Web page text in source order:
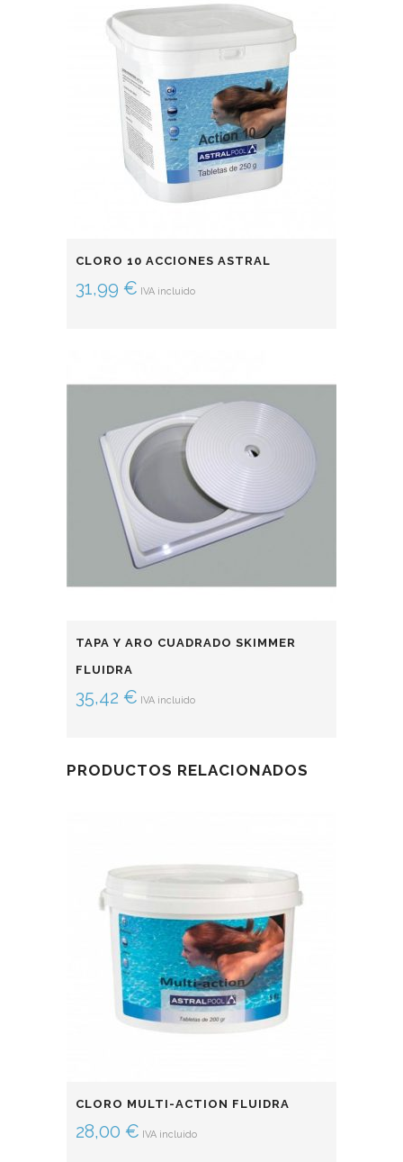
CLORO 10 ACCIONES ASTRAL
31,99 € IVA incluido
TAPA Y ARO CUADRADO SKIMMER
FLUIDRA
35,42 € IVA incluido
PRODUCTOS RELACIONADOS
CLORO MULTI-ACTION FLUIDRA
28,00 € IVA incluido